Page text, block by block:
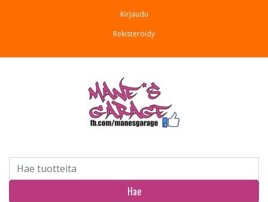
Kirjaudu
Rekisteröidy
Hae